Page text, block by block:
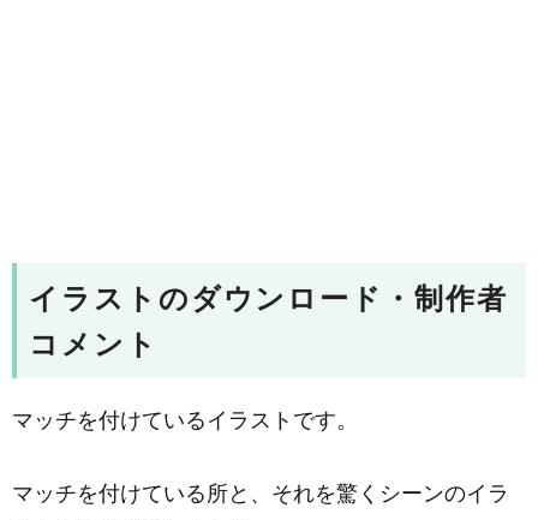
イラストのダウンロード・制作者
コメント
マッチを付けているイラストです。
マッチを付けている所と、それを驚くシーンのイラ